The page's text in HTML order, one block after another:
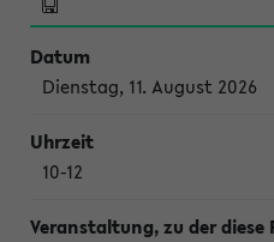
Dienstag, 11. August 2026
10-12